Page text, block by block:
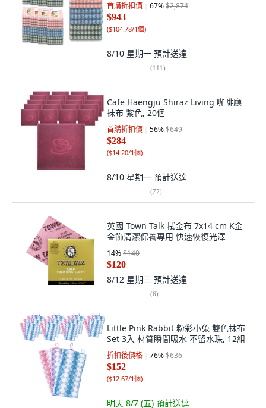
首購折扣價 67%$2,874
$943
($104.78/1個)
8/10 星期一 預計送達
(111)
Cafe Haengju Shiraz Living 咖啡廳
抹布 紫色, 20個
首購折扣價 56%$649
$284
($14.20/1個)
8/10 星期一 預計送達
(77)
英國 Town Talk 拭金布 7x14 cm K金
金飾清潔保養專用 快速恢復光澤
14%$140
$120
8/12 星期三 預計送達
(6)
Little Pink Rabbit 粉彩小兔 雙色抹布
Set 3入 材質瞬間吸水 不留水珠, 12組
折扣後價格 76%$636
$152
($12.67/1個)
明天 8/7 (五) 預計送達